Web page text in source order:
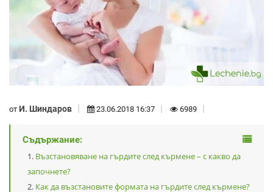
от И. Шиндаров 23.06.2018 16:37 6989
Съдържание:
Възстановяване на гърдите след кърмене – с какво да
започнете?
Как да възстановите формата на гърдите след кърмене?